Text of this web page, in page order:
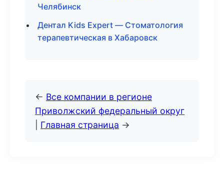
Челябинск
Дентал Kids Expert — Стоматология
терапевтическая в Хабаровск
← Все компании в регионе
Приволжский федеральный округ
Главная страница →